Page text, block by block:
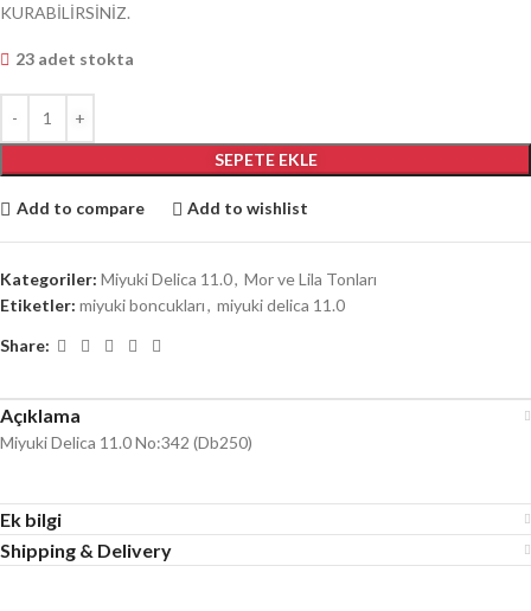
KURABİLİRSİNİZ.
23 adet stokta
SEPETE EKLE
Add to compare Add to wishlist
Kategoriler: Miyuki Delica 11.0, Mor ve Lila Tonları
Etiketler: miyuki boncukları, miyuki delica 11.0
Share:
Açıklama
Miyuki Delica 11.0 No:342 (Db250)
Ek bilgi
Shipping & Delivery